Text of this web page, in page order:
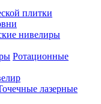
плитки
нивелиры
Ротационные
лазерные